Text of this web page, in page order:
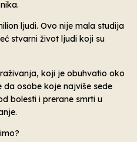
ljudi. Ovo nije mala studija
stvarni život ljudi koji su
koji je obuhvatio oko
osobe koje najviše sede
bolesti i prerane smrti u